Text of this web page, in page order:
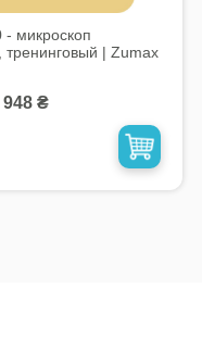
- микроскоп
тренинговый | Zumax
948 ₴